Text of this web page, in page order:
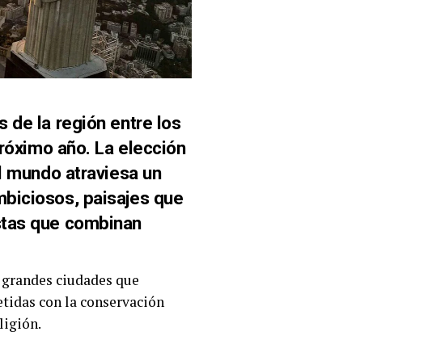
de la región entre los
año. La elección
atraviesa un
paisajes que
que combinan
ciudades que
con la conservación